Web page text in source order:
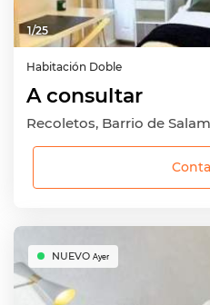
1/25
Habitación Doble
A consultar
NUEVO Ayer